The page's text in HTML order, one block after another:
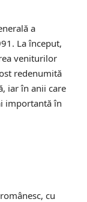
a
La început,
veniturilor
redenumită
iar în anii care
importantă în
cu